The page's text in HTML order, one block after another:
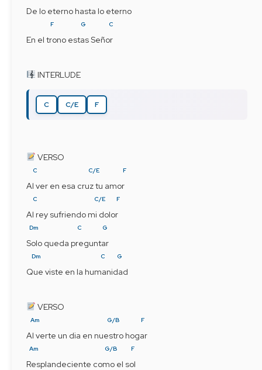
De lo eterno hasta lo eterno
F G C
En el trono estas Señor
INTERLUDE
C C/E F
VERSO
C C/E F
Al ver en esa cruz tu amor
C C/E F
Al rey sufriendo mi dolor
Dm C G
Solo queda preguntar
Dm C G
Que viste en la humanidad
VERSO
Am G/B F
Al verte un dia en nuestro hogar
Am G/B F
Resplandeciente como el sol